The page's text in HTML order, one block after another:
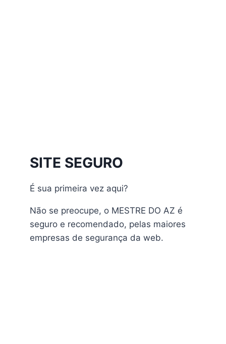
Athomics Nomads
Athomics S4
atualização
AudiSat
Audisat A1 Plus
SITE SEGURO
É sua primeira vez aqui?
Não se preocupe, o MESTRE DO AZ é
seguro e recomendado, pelas maiores
empresas de segurança da web.